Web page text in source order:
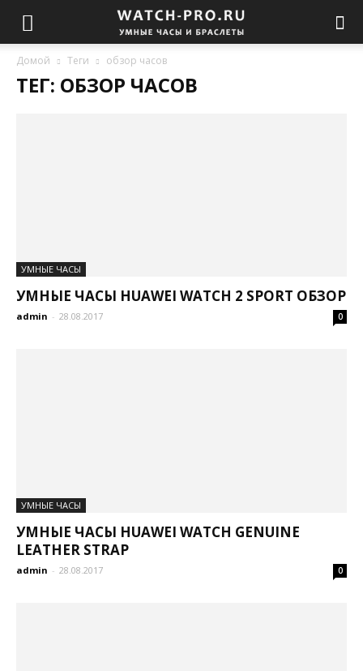
Домой Теги обзор часов
ТЕГ: ОБЗОР ЧАСОВ
УМНЫЕ ЧАСЫ
УМНЫЕ ЧАСЫ HUAWEI WATCH 2 SPORT ОБЗОР
admin - 28.08.2017 0
УМНЫЕ ЧАСЫ
УМНЫЕ ЧАСЫ HUAWEI WATCH GENUINE
LEATHER STRAP
admin - 28.08.2017 0